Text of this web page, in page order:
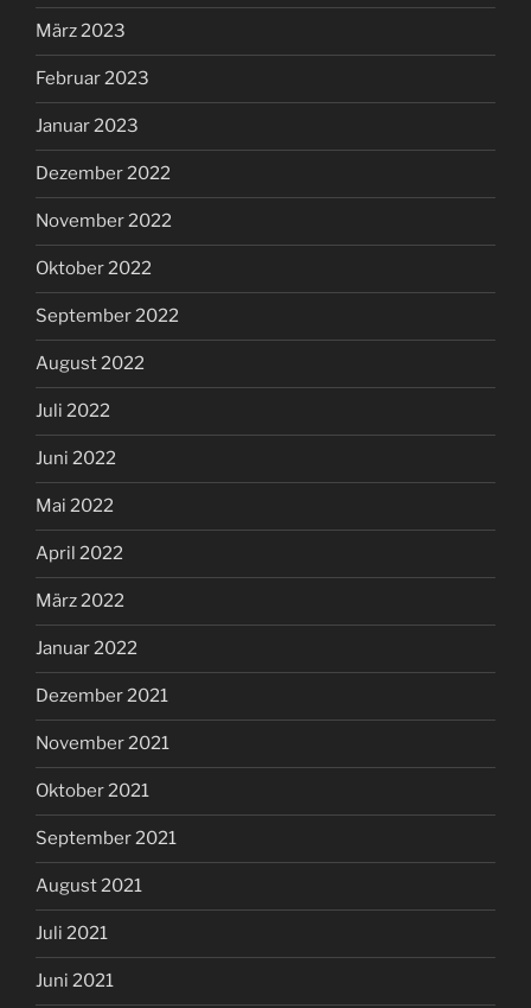
März 2023
Februar 2023
Januar 2023
Dezember 2022
November 2022
Oktober 2022
September 2022
August 2022
Juli 2022
Juni 2022
Mai 2022
April 2022
März 2022
Januar 2022
Dezember 2021
November 2021
Oktober 2021
September 2021
August 2021
Juli 2021
Juni 2021